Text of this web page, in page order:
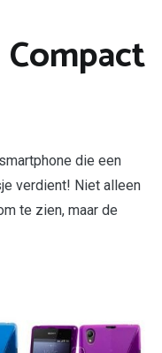
Compact
die een
verdient! Niet alleen
te zien, maar de